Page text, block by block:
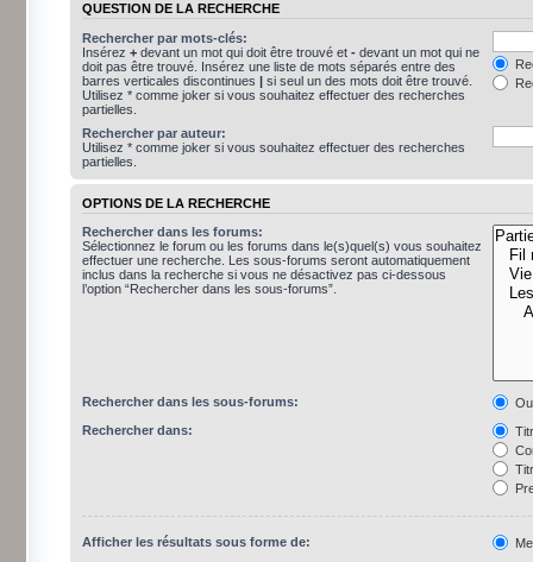
QUESTION DE LA RECHERCHE
Rechercher par mots-clés:
Insérez + devant un mot qui doit être trouvé et - devant un mot qui ne
doit pas être trouvé. Insérez une liste de mots séparés entre des
barres verticales discontinues | si seul un des mots doit être trouvé.
Utilisez * comme joker si vous souhaitez effectuer des recherches
partielles.
Rechercher par auteur:
Utilisez * comme joker si vous souhaitez effectuer des recherches
partielles.
OPTIONS DE LA RECHERCHE
Rechercher dans les forums:
Sélectionnez le forum ou les forums dans le(s)quel(s) vous souhaitez
effectuer une recherche. Les sous-forums seront automatiquement
inclus dans la recherche si vous ne désactivez pas ci-dessous
l’option “Rechercher dans les sous-forums”.
Rechercher dans les sous-forums:
Rechercher dans:
Afficher les résultats sous forme de: